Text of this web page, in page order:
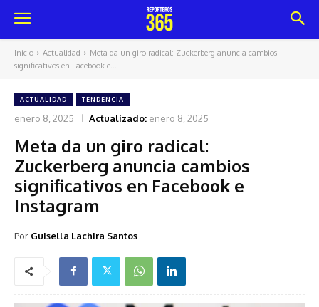
Inicio Actualidad
Meta da un giro radical: Zuckerberg anuncia cambios
significativos en Facebook e...
ACTUALIDAD TENDENCIA
enero 8, 2025 Actualizado: enero 8, 2025
Meta da un giro radical:
Zuckerberg anuncia cambios
significativos en Facebook e
Instagram
Por Guisella Lachira Santos